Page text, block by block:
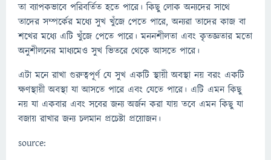
তা ব্যাপকভাবে পরিবর্তিত হতে পারে। কিছু লোক অন্যদের সাথে
তাদের সম্পর্কের মধ্যে সুখ খুঁজে পেতে পারে, অন্যরা তাদের কাজ বা
শখের মধ্যে এটি খুঁজে পেতে পারে। মননশীলতা এবং কৃতজ্ঞতার মতো
অনুশীলনের মাধ্যমেও সুখ ভিতরে থেকে আসতে পারে।
এটা মনে রাখা গুরুত্বপূর্ণ যে সুখ একটি স্থায়ী অবস্থা নয় বরং একটি
ক্ষণস্থায়ী অবস্থা যা আসতে পারে এবং যেতে পারে। এটি এমন কিছু
নয় যা একবার এবং সবের জন্য অর্জন করা যায় তবে এমন কিছু যা
বজায় রাখার জন্য চলমান প্রচেষ্টা প্রয়োজন।
source: